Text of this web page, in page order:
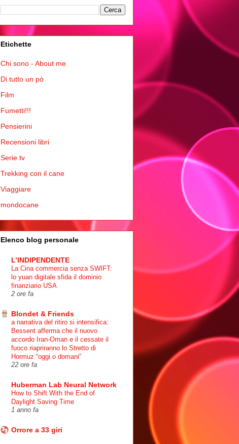
Etichette
Chi sono - About me
Di tutto un pò
Film
Fumetti!!!
Pensierini
Recensioni libri
Serie tv
Trekking con il cane
Viaggiare
mondocane
Elenco blog personale
L’INDIPENDENTE
La Cina commercia senza SWIFT:
lo yuan digitale sfida il dominio
finanziario USA
2 ore fa
Blondet & Friends
a narrativa del ritiro si intensifica:
Bessent afferma che il nuovo
accordo Iran-Oman e il cessate il
fuoco riapriranno lo Stretto di
Hormuz “oggi o domani”
22 ore fa
Huberman Lab Neural Network
How to Shift With the End of
Daylight Saving Time
1 anno fa
Orrore a 33 giri